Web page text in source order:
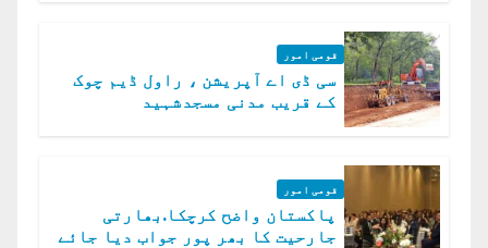
قومی امور
سی ڈی اے آپریشن ، راول ڈیم چوک
کے قریب مدنی مسجدشہید
قومی امور
پاکستان واضح کرچکا.بھارتی
جارحیت کا بھر پور جواب دیا جائے